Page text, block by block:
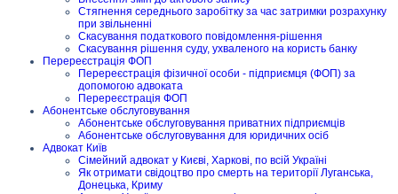
Стягнення середнього заробітку за час затримки розрахунку
при звільненні
Скасування податкового повідомлення-рішення
Скасування рішення суду, ухваленого на користь банку
Перереєстрація ФОП
Перереєстрація фізичної особи - підприємця (ФОП) за
допомогою адвоката
Перереєстрація ФОП
Абонентське обслуговування
Абонентське обслуговування приватних підприємців
Абонентське обслуговування для юридичних осіб
Адвокат Київ
Сімейний адвокат у Києві, Харкові, по всій Україні
Як отримати свідоцтво про смерть на території Луганська,
Донецька, Криму